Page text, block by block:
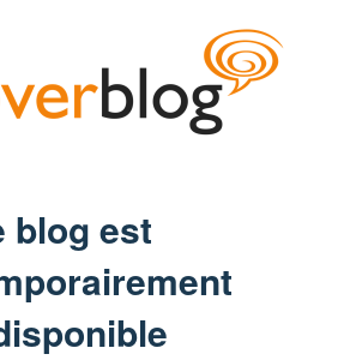
blog est